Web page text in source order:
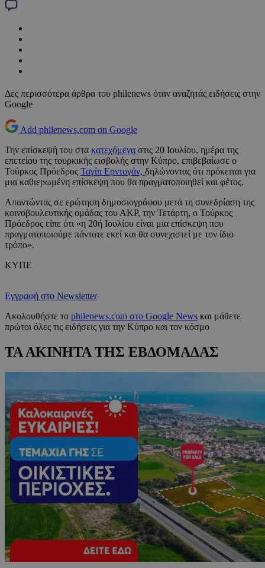
Δες περισσότερα άρθρα του philenews όταν αναζητάς ειδήσεις στην
Google
Add philenews.com on Google
Την επίσκεψή του στα κατεχόμενα στις 20 Ιουλίου, ημέρα της
επετείου της τουρκικής εισβολής στην Κύπρο, επιβεβαίωσε ο
Τούρκος Πρόεδρος Ταγίπ Ερντογάν, δηλώνοντας ότι πρόκειται για
μια καθιερωμένη επίσκεψη που θα πραγματοποιηθεί και φέτος.
Απαντώντας σε ερώτηση δημοσιογράφου μετά τη συνεδρίαση της
κοινοβουλευτικής ομάδας του ΑΚΡ, την Τετάρτη, ο Τούρκος
Πρόεδρος είπε ότι «η 20ή Ιουλίου είναι μια επίσκεψη που
πραγματοποιούμε πάντοτε εκεί και θα συνεχιστεί με τον ίδιο
τρόπο».
ΚΥΠΕ
Εγγραφή στο Newsletter
Ακολουθήστε το philenews.com στο Google News και μάθετε
πρώτοι όλες τις ειδήσεις για την Κύπρο και τον κόσμο
ΤΑ ΑΚΙΝΗΤΑ ΤΗΣ ΕΒΔΟΜΑΔΑΣ